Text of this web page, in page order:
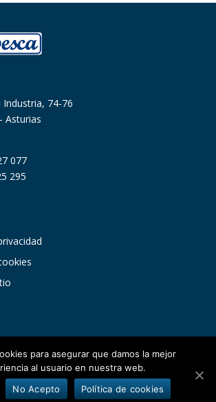
Industria, 74-76
Asturias
077
295
® | Diseñado por NOKO
para asegurar que damos la mejor
al usuario en nuestra web.
No Acepto Política de cookies